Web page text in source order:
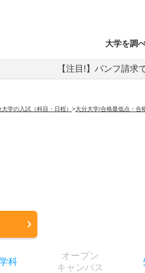
大学を調
【注目!】パンフ請求
大学の入試（科目・日程） >大分大学/合格最低点・合
科
オープン
キャンパス